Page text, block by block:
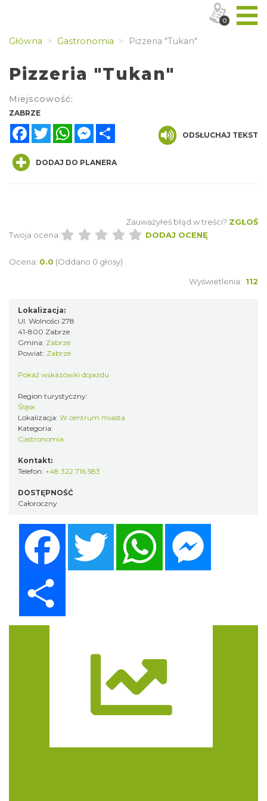
Główna Gastronomia Pizzeria "Tukan"
Pizzeria "Tukan"
Miejscowość:
ZABRZE
FacebookTwitterWhatsAppMessenger
ODSŁUCHAJ TEKST
DODAJ DO PLANERA
Zauważyłeś błąd w treści? ZGŁOŚ
Twoja ocena:
DODAJ OCENĘ
Ocena: 0.0 (Oddano 0 głosy)
Wyświetlenia: 112
Lokalizacja:
Ul. Wolności 278
41-800 Zabrze
Gmina: Zabrze
Powiat: Zabrze
Pokaż wskazówki dojazdu
Region turystyczny:
Śląsk
Lokalizacja: W centrum miasta
Kategoria:
Gastronomia
Kontakt:
Telefon: +48 322 716 583
DOSTĘPNOŚĆ
Całoroczny
Twitter WhatsApp
0